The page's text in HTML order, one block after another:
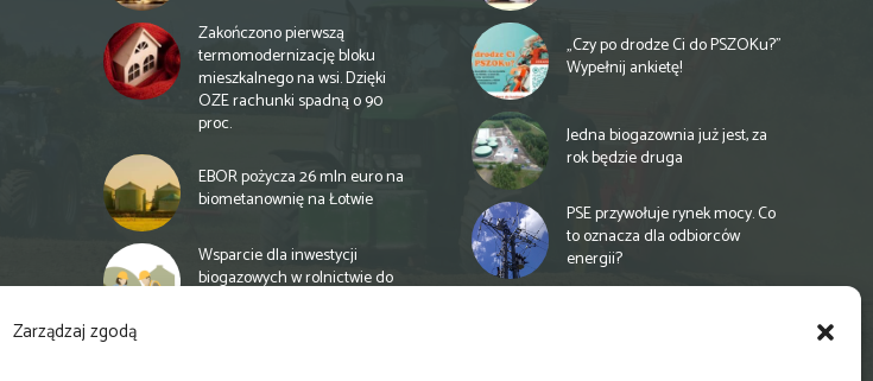
Zarządzaj zgodą
Zakończono pierwszą
termomodernizację bloku
mieszkalnego na wsi. Dzięki
OZE rachunki spadną o 90
proc.
EBOR pożycza 26 mln euro na
biometanownię na Łotwie
Wsparcie dla inwestycji
biogazowych w rolnictwie do
„Czy po drodze Ci do PSZOKu?”
Wypełnij ankietę!
Jedna biogazownia już jest, za
rok będzie druga
PSE przywołuje rynek mocy. Co
to oznacza dla odbiorców
energii?